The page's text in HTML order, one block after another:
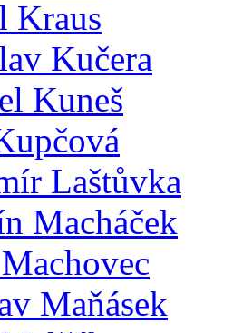
Kraus
Kučera
Kuneš
Laštůvka
Macháček
Maňásek